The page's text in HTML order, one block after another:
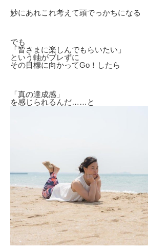
妙にあれこれ考えて頭でっかちになる
でも
「皆さまに楽しんでもらいたい」
という軸がブレずに
その目標に向かってGo！したら
「真の達成感」
を感じられるんだ……と